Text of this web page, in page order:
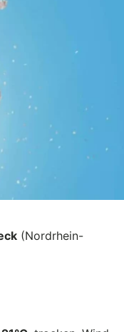
(Nordrhein-